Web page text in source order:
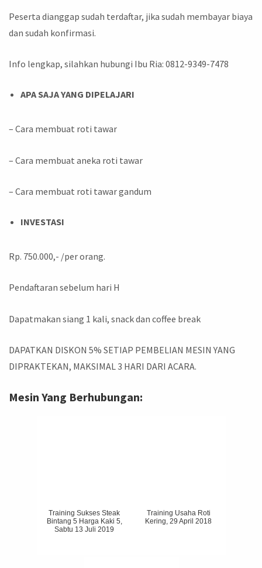
Peserta dianggap sudah terdaftar, jika sudah membayar biaya
dan sudah konfirmasi.
Info lengkap, silahkan hubungi Ibu Ria: 0812-9349-7478
APA SAJA YANG DIPELAJARI
– Cara membuat roti tawar
– Cara membuat aneka roti tawar
– Cara membuat roti tawar gandum
INVESTASI
Rp. 750.000,- /per orang.
Pendaftaran sebelum hari H
Dapatmakan siang 1 kali, snack dan coffee break
DAPATKAN DISKON 5% SETIAP PEMBELIAN MESIN YANG
DIPRAKTEKAN, MAKSIMAL 3 HARI DARI ACARA.
Mesin Yang Berhubungan:
Training Sukses Steak
Bintang 5 Harga Kaki 5,
Sabtu 13 Juli 2019
Training Usaha Roti
Kering, 29 April 2018